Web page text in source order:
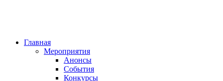
Главная
Мероприятия
Анонсы
События
Конкурсы